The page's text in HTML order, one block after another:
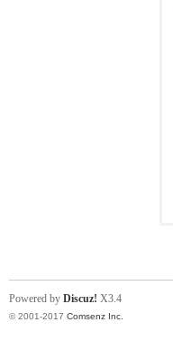
Powered by Discuz! X3.4
© 2001-2017 Comsenz Inc.